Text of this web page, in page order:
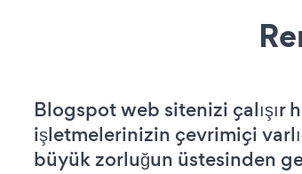
Blogspot web sitenizi çalışır
işletmelerinizin çevrimiçi
büyük zorluğun üstesinden